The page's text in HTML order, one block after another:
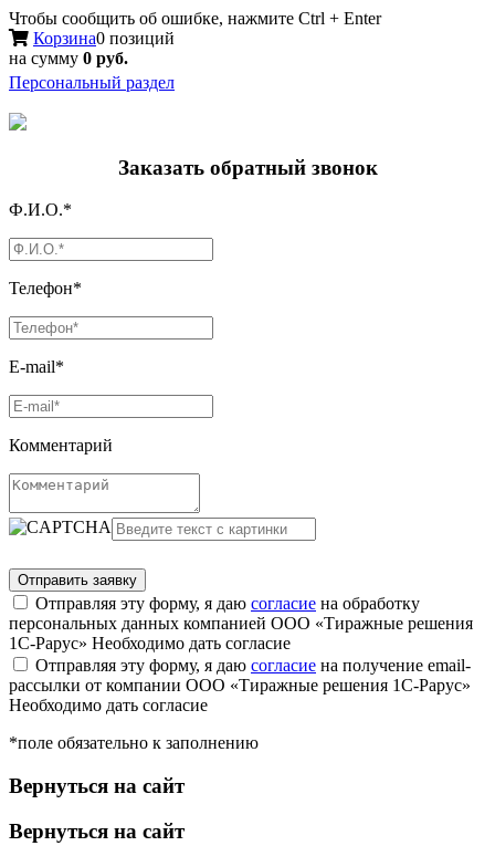
Чтобы сообщить об ошибке, нажмите Ctrl + Enter
Корзина0 позиций
на сумму 0 руб.
Персональный раздел
Заказать обратный звонок
Ф.И.О.*
Телефон*
E-mail*
Комментарий
Отправляя эту форму, я даю согласие на обработку
персональных данных компанией ООО «Тиражные решения
1С-Рарус» Необходимо дать согласие
Отправляя эту форму, я даю согласие на получение email-
рассылки от компании ООО «Тиражные решения 1С-Рарус»
Необходимо дать согласие
*поле обязательно к заполнению
Вернуться на сайт
Вернуться на сайт